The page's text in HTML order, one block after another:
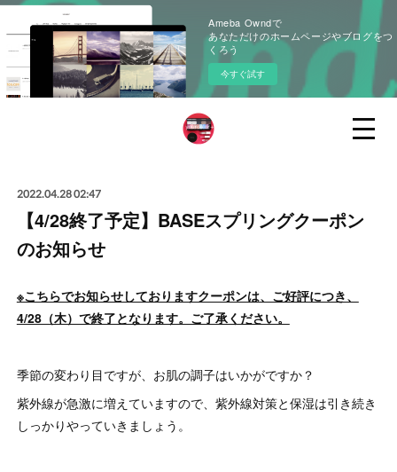
Ameba Owndで
あなただけのホームページやブログをつ
くろう
今すぐ試す
2022.04.28 02:47
【4/28終了予定】BASEスプリングクーポン
のお知らせ
※こちらでお知らせしておりますクーポンは、ご好評につき、
4/28（木）で終了となります。ご了承ください。
季節の変わり目ですが、お肌の調子はいかがですか？
紫外線が急激に増えていますので、紫外線対策と保湿は引き続き
しっかりやっていきましょう。